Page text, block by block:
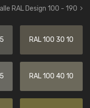
alle RAL Design 100 - 190
RAL 100 30 10
RAL 100 40 10